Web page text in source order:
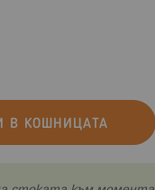
В КОШНИЦАТА